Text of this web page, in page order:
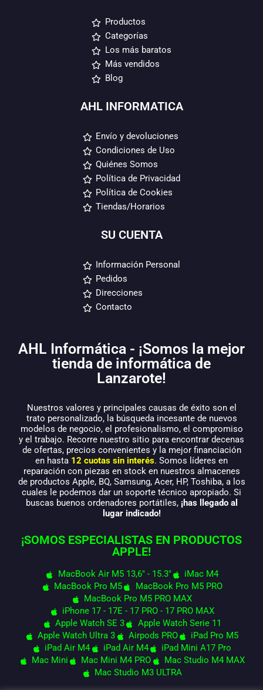
Productos
Categorías
Los más baratos
Más vendidos
Blog
AHL INFORMATICA
Envío y devoluciones
Condiciones de Uso
Quiénes Somos
Política de Privacidad
Política de Cookies
Tiendas/Horarios
SU CUENTA
Información Personal
Pedidos
Direcciones
Contacto
AHL Informática - ¡Somos la mejor
tienda de informática de
Lanzarote!
Nuestros valores y principales causas de éxito son el
trato personalizado, la búsqueda incesante de nuevos
modelos de negocio, el profesionalismo, el compromiso
y el trabajo. Recorre nuestro sitio para encontrar decenas
de ofertas, precios convenientes y la mejor financiación
en hasta 12 cuotas sin interés. Somos líderes en
reparación con piezas en stock en nuestros almacenes
de productos Apple, BQ, Samsung, Acer, HP, Toshiba, a los
cuales le podemos dar un soporte técnico apropiado. Si
buscas buenos ordenadores portátiles, ¡has llegado al
lugar indicado!
¡SOMOS ESPECIALISTAS EN PRODUCTOS
APPLE!
MacBook Air M5 13,6" - 15.3"
iMac M4
MacBook Pro M5
MacBook Pro M5 PRO
MacBook Pro M5 PRO MAX
iPhone 17 - 17E - 17 PRO - 17 PRO MAX
Apple Watch SE 3
Apple Watch Serie 11
Apple Watch Ultra 3
Airpods PRO
iPad Pro M5
iPad Air M4
iPad Air M4
iPad Mini A17 Pro
Mac Mini
Mac Mini M4 PRO
Mac Studio M4 MAX
Mac Studio M3 ULTRA